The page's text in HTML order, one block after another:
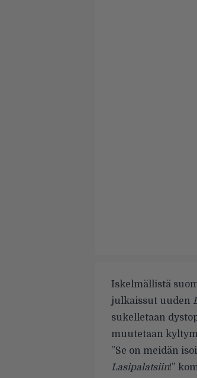
Iskelmällistä
julkaissut uuden
sukelletaan
muutetaan
”Se on meidän
Lasipalatsiin!”